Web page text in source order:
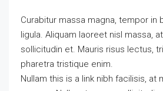
Curabitur massa magna, tempor in
ligula. Aliquam laoreet nisl massa,
sollicitudin et. Mauris risus lectus,
pharetra tristique enim.
Nullam this is a link nibh facilisis, at